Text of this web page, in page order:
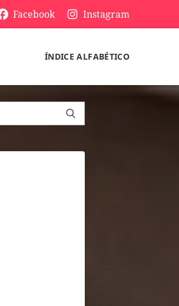
Facebook Instagram
ÍNDICE ALFABÉTICO